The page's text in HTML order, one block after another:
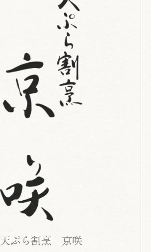
天ぷら割烹 京咲